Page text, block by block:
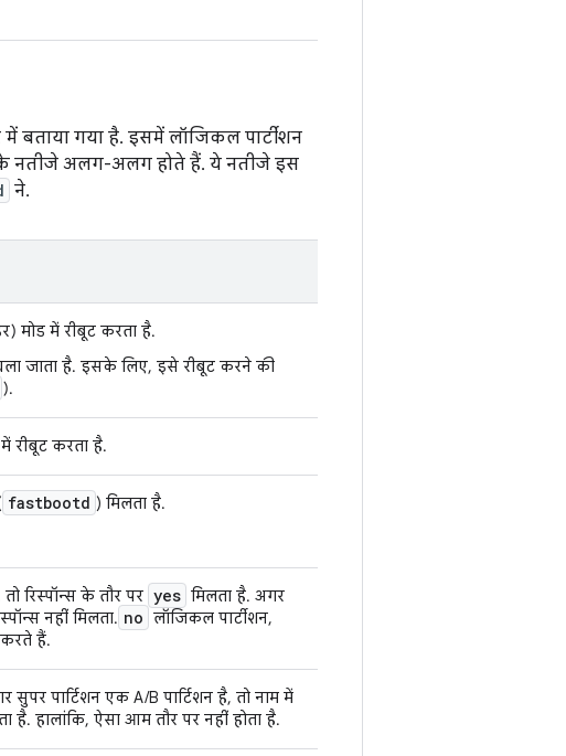
बताया गया है. इसमें लॉजिकल पार्टीशन
नतीजे अलग-अलग होते हैं. ये नतीजे इस
ने.
मोड में रीबूट करता है.
जाता है. इसके लिए, इसे रीबूट करने की
).
रीबूट करता है.
fastbootd ) मिलता है.
रिस्पॉन्स के तौर पर yes मिलता है. अगर
नहीं मिलता. no लॉजिकल पार्टीशन,
हैं.
सुपर पार्टिशन एक A/B पार्टिशन है, तो नाम में
है. हालांकि, ऐसा आम तौर पर नहीं होता है.